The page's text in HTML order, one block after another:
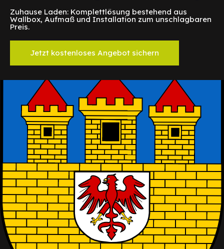
Zuhause Laden: Komplettlösung bestehend aus
Wallbox, Aufmaß und Installation zum unschlagbaren
Preis.
Jetzt kostenloses Angebot sichern